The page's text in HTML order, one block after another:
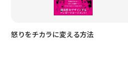
怒りをチカラに変える方法